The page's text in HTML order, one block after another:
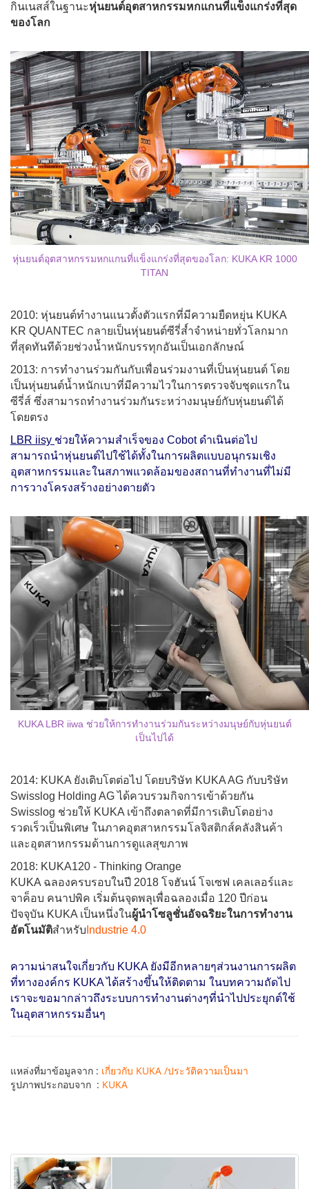
กินเนสส์ในฐานะหุ่นยนต์อุตสาหกรรมหกแกนที่แข็งแกร่งที่สุด
ของโลก
หุ่นยนต์อุตสาหกรรมหกแกนที่แข็งแกร่งที่สุดของโลก: KUKA KR 1000
TITAN
2010: หุ่นยนต์ทำงานแนวตั้งตัวแรกที่มีความยืดหยุ่น KUKA
KR QUANTEC กลายเป็นหุ่นยนต์ซีรี่ส์ำจำหน่ายทั่วโลกมาก
ที่สุดทันทีด้วยช่วงน้ำหนักบรรทุกอันเป็นเอกลักษณ์
2013: การทำงานร่วมกันกับเพื่อนร่วมงานที่เป็นหุ่นยนต์ โดย
เป็นหุ่นยนต์น้ำหนักเบาที่มีความไวในการตรวจจับชุดแรกใน
ซีรี่ส์ ซึ่งสามารถทำงานร่วมกันระหว่างมนุษย์กับหุ่นยนต์ได้
โดยตรง
LBR iisy ช่วยให้ความสำเร็จของ Cobot ดำเนินต่อไป
สามารถนำหุ่นยนต์ไปใช้ได้ทั้งในการผลิตแบบอนุกรมเชิง
อุตสาหกรรมและในสภาพแวดล้อมของสถานที่ทำงานที่ไม่มี
การวางโครงสร้างอย่างตายตัว
KUKA LBR iiwa ช่วยให้การทำงานร่วมกันระหว่างมนุษย์กับหุ่นยนต์
เป็นไปได้
2014: KUKA ยังเติบโตต่อไป โดยบริษัท KUKA AG กับบริษัท
Swisslog Holding AG ได้ควบรวมกิจการเข้าด้วยกัน
Swisslog ช่วยให้ KUKA เข้าถึงตลาดที่มีการเติบโตอย่าง
รวดเร็วเป็นพิเศษ ในภาคอุตสาหกรรมโลจิสติกส์คลังสินค้า
และอุตสาหกรรมด้านการดูแลสุขภาพ
2018: KUKA120 - Thinking Orange
KUKA ฉลองครบรอบในปี 2018 โจฮันน์ โจเซฟ เคลเลอร์และ
จาค็อบ คนาปพิค เริ่มต้นจุดพลุเพื่อฉลองเมื่อ 120 ปีก่อน
ปัจจุบัน KUKA เป็นหนึ่งในผู้นำโซลูชั่นอัจฉริยะในการทำงาน
อัตโนมัติสำหรับ Industrie 4.0
ความน่าสนใจเกี่ยวกับ KUKA ยังมีอีกหลายๆส่วนงานการผลิต
ที่ทางองค์กร KUKA ได้สร้างขึ้นให้ติดตาม ในบทความถัดไป
เราจะขอมากล่าวถึงระบบการทำงานต่างๆที่นำไปประยุกต์ใช้
ในอุตสาหกรรมอื่นๆ
แหล่งที่มาข้อมูลจาก : เกี่ยวกับ KUKA /ประวัติความเป็นมา
รูปภาพประกอบจาก : KUKA